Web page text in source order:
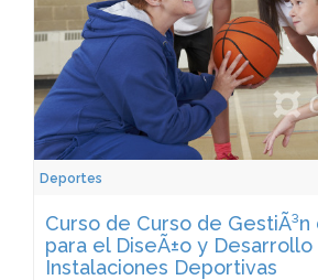
Deportes
Curso de Curso de
para el DiseÃ±o y Desarrollo
Instalaciones Deportivas